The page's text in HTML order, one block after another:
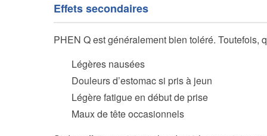
Effets secondaires
PHEN Q est généralement bien toléré.
Légères nausées
Douleurs d’estomac si pris à jeun
Légère fatigue en début de prise
Maux de tête occasionnels